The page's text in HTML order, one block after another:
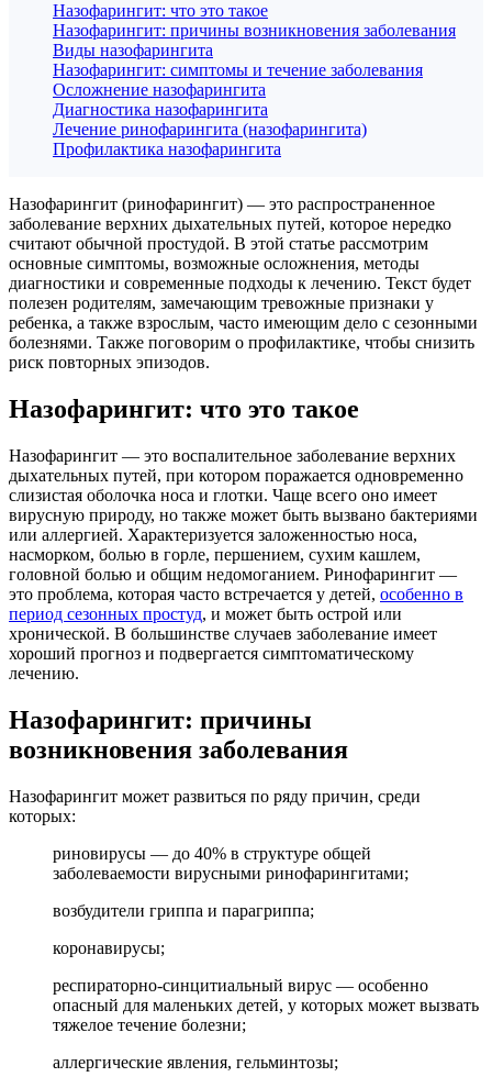
Назофарингит: что это такое
Назофарингит: причины возникновения заболевания
Виды назофарингита
Назофарингит: симптомы и течение заболевания
Осложнение назофарингита
Диагностика назофарингита
Лечение ринофарингита (назофарингита)
Профилактика назофарингита
Назофарингит (ринофарингит) — это распространенное
заболевание верхних дыхательных путей, которое нередко
считают обычной простудой. В этой статье рассмотрим
основные симптомы, возможные осложнения, методы
диагностики и современные подходы к лечению. Текст будет
полезен родителям, замечающим тревожные признаки у
ребенка, а также взрослым, часто имеющим дело с сезонными
болезнями. Также поговорим о профилактике, чтобы снизить
риск повторных эпизодов.
Назофарингит: что это такое
Назофарингит — это воспалительное заболевание верхних
дыхательных путей, при котором поражается одновременно
слизистая оболочка носа и глотки. Чаще всего оно имеет
вирусную природу, но также может быть вызвано бактериями
или аллергией. Характеризуется заложенностью носа,
насморком, болью в горле, першением, сухим кашлем,
головной болью и общим недомоганием. Ринофарингит —
это проблема, которая часто встречается у детей, особенно в
период сезонных простуд, и может быть острой или
хронической. В большинстве случаев заболевание имеет
хороший прогноз и подвергается симптоматическому
лечению.
Назофарингит: причины
возникновения заболевания
Назофарингит может развиться по ряду причин, среди
которых:
риновирусы — до 40% в структуре общей
заболеваемости вирусными ринофарингитами;
возбудители гриппа и парагриппа;
коронавирусы;
респираторно-синцитиальный вирус — особенно
опасный для маленьких детей, у которых может вызвать
тяжелое течение болезни;
аллергические явления, гельминтозы;